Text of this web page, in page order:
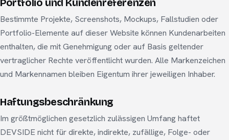
Portfolio und Kundenreferenzen
Bestimmte Projekte, Screenshots, Mockups, Fallstudien oder
Portfolio-Elemente auf dieser Website können Kundenarbeiten
enthalten, die mit Genehmigung oder auf Basis geltender
vertraglicher Rechte veröffentlicht wurden. Alle Markenzeichen
und Markennamen bleiben Eigentum ihrer jeweiligen Inhaber.
Haftungsbeschränkung
Im größtmöglichen gesetzlich zulässigen Umfang haftet
DEVSIDE nicht für direkte, indirekte, zufällige, Folge- oder